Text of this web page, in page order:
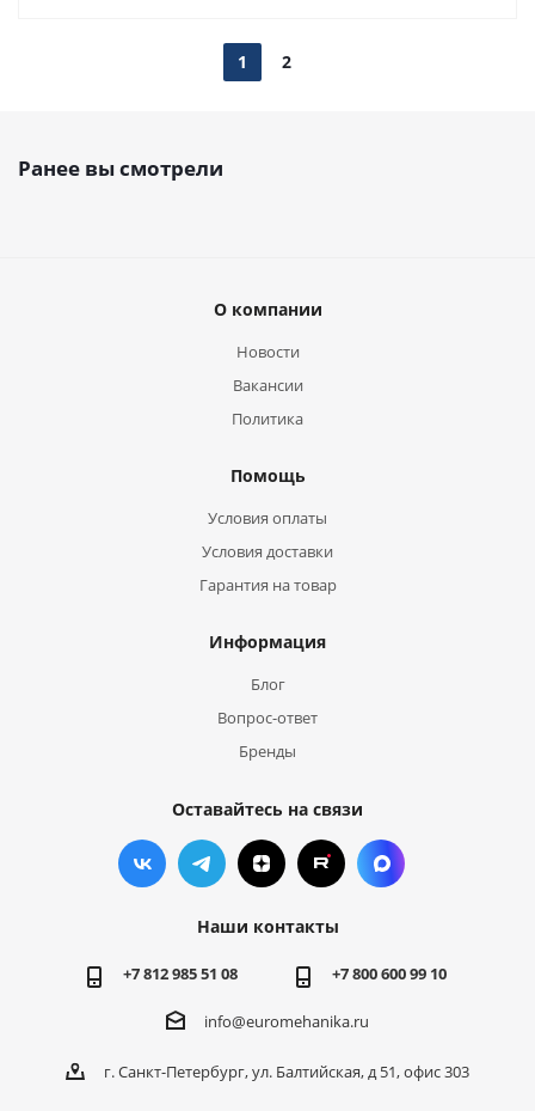
1 2
Ранее вы смотрели
О компании
Новости
Вакансии
Политика
Помощь
Условия оплаты
Условия доставки
Гарантия на товар
Информация
Блог
Вопрос-ответ
Бренды
Оставайтесь на связи
Наши контакты
+7 812 985 51 08 +7 800 600 99 10
info@euromehanika.ru
г. Санкт-Петербург, ул. Балтийская, д 51, офис 303